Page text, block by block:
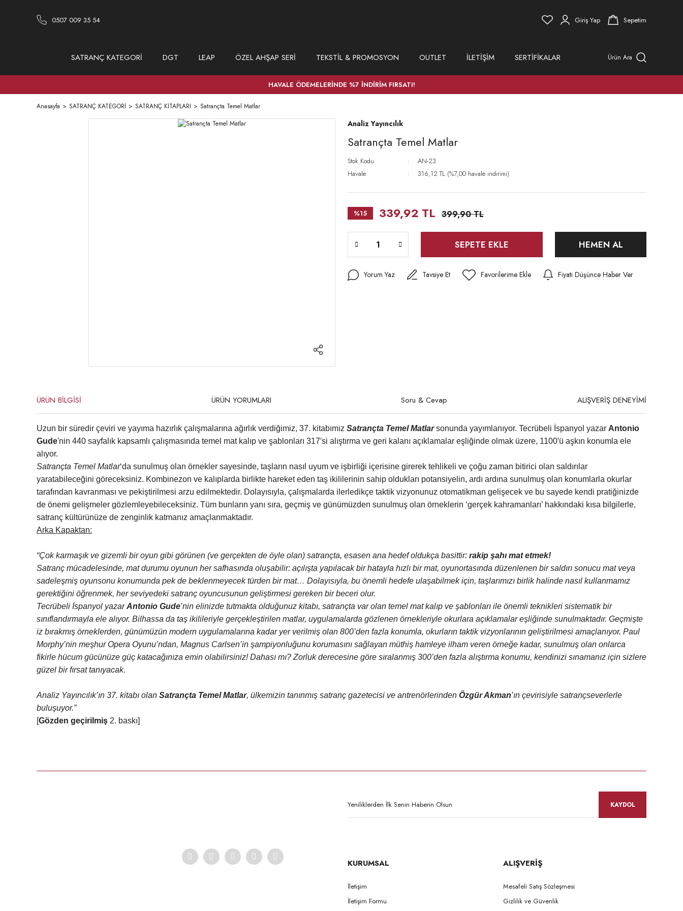
0507 009 35 54 Giriş Yap Sepetim
SATRANÇ KATEGORİ DGT LEAP ÖZEL AHŞAP SERİ TEKSTİL & PROMOSYON OUTLET İLETİŞİM SERTİFİKALAR Ürün Ara
HAVALE ÖDEMELERİNDE %7 İNDİRİM FIRSATI!
Anasayfa SATRANÇ KATEGORİ SATRANÇ KİTAPLARI Satrançta Temel Matlar
Analiz Yayıncılık
Satrançta Temel Matlar
Stok Kodu
AN-23
Havale
316,12 TL (%7,00 havale indirimi)
%15 339,92 TL 399,90 TL
SEPETE EKLE HEMEN AL
Yorum Yaz Tavsiye Et Fiyatı Düşünce Haber Ver
ÜRÜN BİLGİSİ ÜRÜN YORUMLARI Soru & Cevap ALIŞVERİŞ DENEYİMİ
Uzun bir süredir çeviri ve yayıma hazırlık çalışmalarına ağırlık verdiğimiz, 37. kitabımız Satrançta Temel Matlarsonunda yayımlanıyor. Tecrübeli İspanyol yazar Antonio
Gude'nin 440 sayfalık kapsamlı çalışmasında temel mat kalıp ve şablonları 317′si alıştırma ve geri kalanı açıklamalar eşliğinde olmak üzere, 1100′ü aşkın konumla ele
alıyor.
Satrançta Temel Matlar‘da sunulmuş olan örnekler sayesinde, taşların nasıl uyum ve işbirliği içerisine girerek tehlikeli ve çoğu zaman bitirici olan saldırılar
yaratabileceğini göreceksiniz. Kombinezon ve kalıplarda birlikte hareket eden taş ikililerinin sahip oldukları potansiyelin, ardı ardına sunulmuş olan konumlarla okurlar
tarafından kavranması ve pekiştirilmesi arzu edilmektedir. Dolayısıyla, çalışmalarda ilerledikçe taktik vizyonunuz otomatikman gelişecek ve bu sayede kendi pratiğinizde
de önemi gelişmeler gözlemleyebileceksiniz. Tüm bunların yanı sıra, geçmiş ve günümüzden sunulmuş olan örneklerin ‘gerçek kahramanları’ hakkındaki kısa bilgilerle,
satranç kültürünüze de zenginlik katmanız amaçlanmaktadır.
Arka Kapaktan:
“Çok karmaşık ve gizemli bir oyun gibi görünen (ve gerçekten de öyle olan) satrançta, esasen ana hedef oldukça basittir: rakip şahı mat etmek!
Satranç mücadelesinde, mat durumu oyunun her safhasında oluşabilir: açılışta yapılacak bir hatayla hızlı bir mat, oyunortasında düzenlenen bir saldırı sonucu mat veya
sadeleşmiş oyunsonu konumunda pek de beklenmeyecek türden bir mat… Dolayısıyla, bu önemli hedefe ulaşabilmek için, taşlarımızı birlik halinde nasıl kullanmamız
gerektiğini öğrenmek, her seviyedeki satranç oyuncusunun geliştirmesi gereken bir beceri olur.
Tecrübeli İspanyol yazarAntonio Gude’nin elinizde tutmakta olduğunuz kitabı, satrançta var olan temel mat kalıp ve şablonları ile önemli teknikleri sistematik bir
sınıflandırmayla ele alıyor. Bilhassa da taş ikilileriyle gerçekleştirilen matlar, uygulamalarda gözlenen örnekleriyle okurlara açıklamalar eşliğinde sunulmaktadır. Geçmişte
iz bırakmış örneklerden, günümüzün modern uygulamalarına kadar yer verilmiş olan 800’den fazla konumla, okurların taktik vizyonlarının geliştirilmesi amaçlanıyor. Paul
Morphy’nin meşhur Opera Oyunu’ndan, Magnus Carlsen’in şampiyonluğunu korumasını sağlayan müthiş hamleye ilham veren örneğe kadar, sunulmuş olan onlarca
fikirle hücum gücünüze güç katacağınıza emin olabilirsiniz! Dahası mı? Zorluk derecesine göre sıralanmış 300’den fazla alıştırma konumu, kendinizi sınamanız için sizlere
güzel bir fırsat tanıyacak.
Analiz Yayıncılık’ın 37. kitabı olan Satrançta Temel Matlar, ülkemizin tanınmış satranç gazetecisi ve antrenörlerinden Özgür Akman’ın çevirisiyle satrançseverlerle
buluşuyor.”
[Gözden geçirilmiş 2. baskı]
KAYDOL
KURUMSAL
İletişim
İletişim Formu
ALIŞVERİŞ
Mesafeli Satış Sözleşmesi
Gizlilik ve Güvenlik